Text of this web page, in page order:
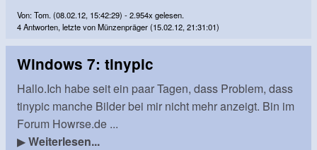
Von: Tom. (08.02.12, 15:42:29) - 2.954x gelesen.
4 Antworten, letzte von Münzenpräger (15.02.12, 21:31:01)
Windows 7: tinypic
Hallo.Ich habe seit ein paar Tagen, dass Problem, dass
tinypic manche Bilder bei mir nicht mehr anzeigt. Bin im
Forum Howrse.de ...
▶Weiterlesen...